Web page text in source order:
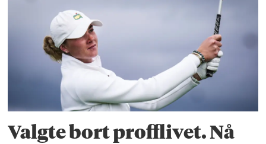
Valgte bort profflivet. Nå